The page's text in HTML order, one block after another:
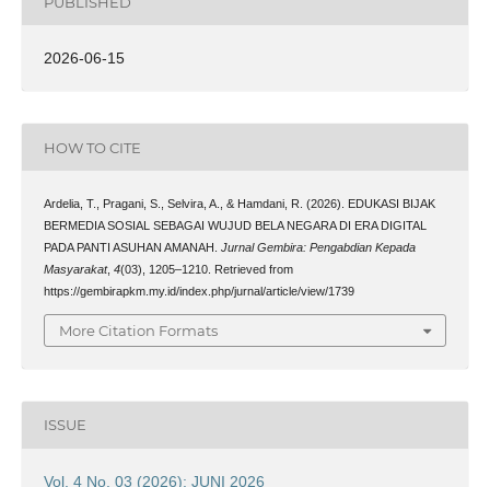
2026-06-15
HOW TO CITE
Ardelia, T., Pragani, S., Selvira, A., & Hamdani, R. (2026). EDUKASI BIJAK
BERMEDIA SOSIAL SEBAGAI WUJUD BELA NEGARA DI ERA DIGITAL
PADA PANTI ASUHAN AMANAH. Jurnal Gembira: Pengabdian Kepada
Masyarakat, 4(03), 1205–1210. Retrieved from
https://gembirapkm.my.id/index.php/jurnal/article/view/1739
More Citation Formats
ISSUE
Vol. 4 No. 03 (2026): JUNI 2026